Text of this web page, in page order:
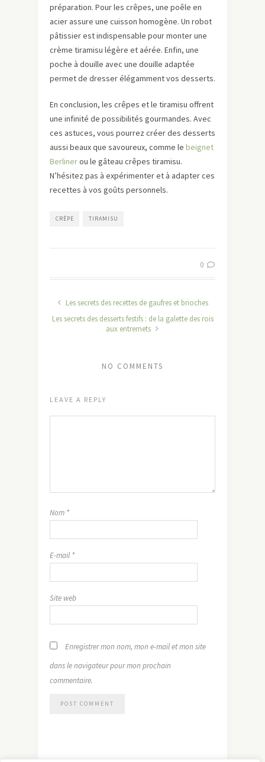
préparation. Pour les crêpes, une poêle en
acier assure une cuisson homogène. Un robot
pâtissier est indispensable pour monter une
crème tiramisu légère et aérée. Enfin, une
poche à douille avec une douille adaptée
permet de dresser élégamment vos desserts.
En conclusion, les crêpes et le tiramisu offrent
une infinité de possibilités gourmandes. Avec
ces astuces, vous pourrez créer des desserts
aussi beaux que savoureux, comme le beignet
Berlinerou le gâteau crêpes tiramisu.
N’hésitez pas à expérimenter et à adapter ces
recettes à vos goûts personnels.
CRÊPE TIRAMISU
0
Les secrets des recettes de gaufres et brioches
Les secrets des desserts festifs : de la galette des rois
aux entremets
NO COMMENTS
LEAVE A REPLY
Nom *
E-mail *
Site web
Enregistrer mon nom, mon e-mail et mon site
dans le navigateur pour mon prochain
commentaire.